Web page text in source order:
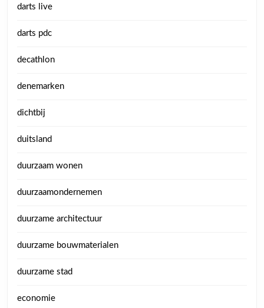
darts live
darts pdc
decathlon
denemarken
dichtbij
duitsland
duurzaam wonen
duurzaamondernemen
duurzame architectuur
duurzame bouwmaterialen
duurzame stad
economie